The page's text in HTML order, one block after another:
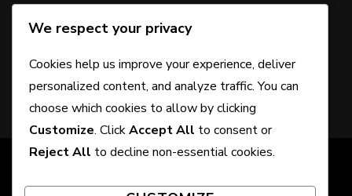
Искания за права за DLC
Право на бонуси за издание
Reserved. Chic Lite | Developed ByRara Themes.
We respect your privacy
Cookies help us improve your experience, deliver
personalized content, and analyze traffic. You can
choose which cookies to allow by clicking
Customize. ClickAccept All to consent or
Reject All to decline non-essential cookies.